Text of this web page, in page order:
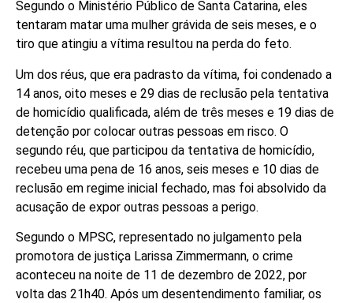
Segundo o Ministério Público de Santa Catarina, eles
tentaram matar uma mulher grávida de seis meses, e o
tiro que atingiu a vítima resultou na perda do feto.
Um dos réus, que era padrasto da vítima, foi condenado a
14 anos, oito meses e 29 dias de reclusão pela tentativa
de homicídio qualificada, além de três meses e 19 dias de
detenção por colocar outras pessoas em risco. O
segundo réu, que participou da tentativa de homicídio,
recebeu uma pena de 16 anos, seis meses e 10 dias de
reclusão em regime inicial fechado, mas foi absolvido da
acusação de expor outras pessoas a perigo.
Segundo o MPSC, representado no julgamento pela
promotora de justiça Larissa Zimmermann, o crime
aconteceu na noite de 11 de dezembro de 2022, por
volta das 21h40. Após um desentendimento familiar, os